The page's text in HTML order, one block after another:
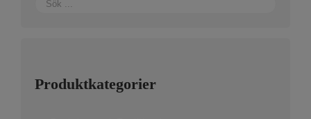
Produktkategorier